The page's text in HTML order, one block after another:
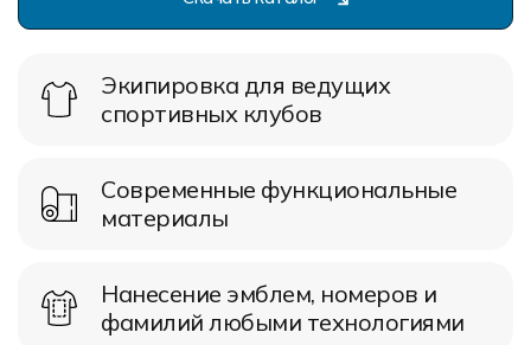
Экипировка для ведущих
спортивных клубов
Современные функциональные
материалы
Нанесение эмблем, номеров и
фамилий любыми технологиями